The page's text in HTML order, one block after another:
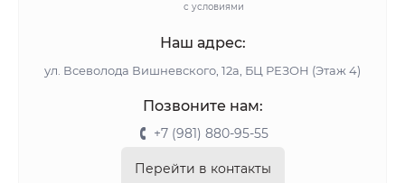
с условиями
Наш адрес:
ул. Всеволода Вишневского, 12а, БЦ РЕЗОН (Этаж 4)
Позвоните нам:
+7 (981) 880-95-55
Перейти в контакты